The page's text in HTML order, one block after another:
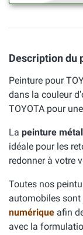
Description du
Peinture pour
dans la couleur
TOYOTA pour
La peinture
idéale pour les
redonner à votre
Toutes nos
automobiles sont
numérique afin
avec la